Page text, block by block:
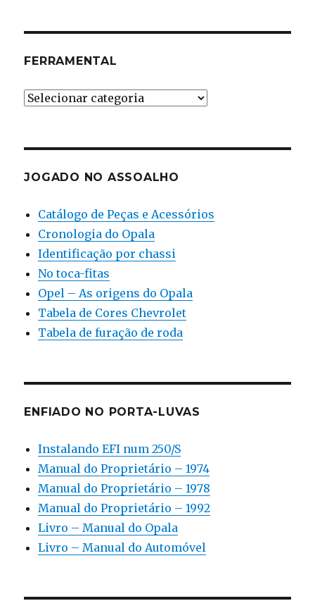
FERRAMENTAL
Ferramental
JOGADO NO ASSOALHO
Catálogo de Peças e Acessórios
Cronologia do Opala
Identificação por chassi
No toca-fitas
Opel – As origens do Opala
Tabela de Cores Chevrolet
Tabela de furação de roda
ENFIADO NO PORTA-LUVAS
Instalando EFI num 250/S
Manual do Proprietário – 1974
Manual do Proprietário – 1978
Manual do Proprietário – 1992
Livro – Manual do Opala
Livro – Manual do Automóvel